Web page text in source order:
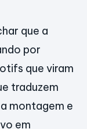
que a
por
que viram
traduzem
montagem e
em